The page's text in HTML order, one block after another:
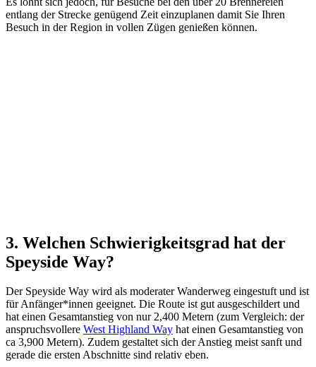
entlang der Strecke genügend Zeit einzuplanen damit Sie Ihren
Besuch in der Region in vollen Zügen genießen können.
3. Welchen Schwierigkeitsgrad hat der
Speyside Way?
Der Speyside Way wird als moderater Wanderweg eingestuft und ist
für Anfänger*innen geeignet. Die Route ist gut ausgeschildert und
hat einen Gesamtanstieg von nur 2,400 Metern (zum Vergleich: der
anspruchsvollere West Highland Way hat einen Gesamtanstieg von
ca 3,900 Metern). Zudem gestaltet sich der Anstieg meist sanft und
gerade die ersten Abschnitte sind relativ eben.